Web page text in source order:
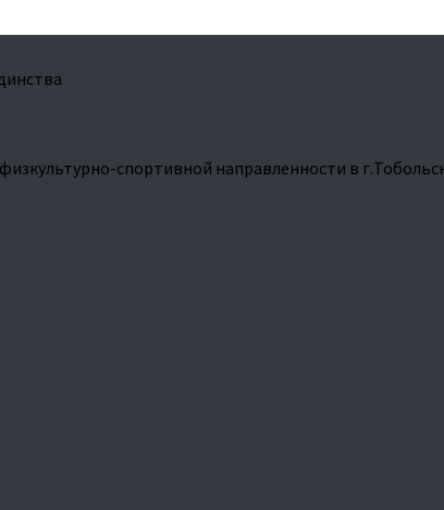
спортивной направленности в